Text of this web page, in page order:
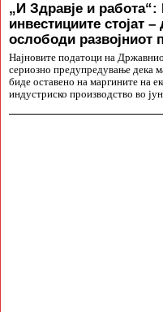
„И Здравје и работа“:
инвестициите стојат
ослободи развојниот
Најновите податоци на
сериозно предупредување дека
биде оставено на маргините на
индустриско производство во